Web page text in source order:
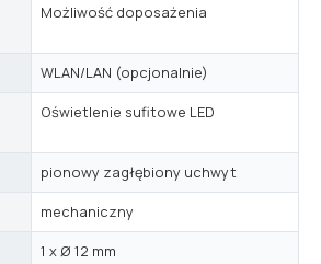
Możliwość doposażenia
WLAN/LAN (opcjonalnie)
Oświetlenie sufitowe LED
pionowy zagłębiony uchwyt
mechaniczny
1 x Ø 12 mm